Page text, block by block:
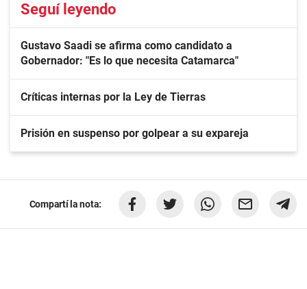
Seguí leyendo
Gustavo Saadi se afirma como candidato a
Gobernador: "Es lo que necesita Catamarca"
Críticas internas por la Ley de Tierras
Prisión en suspenso por golpear a su expareja
Compartí la nota: